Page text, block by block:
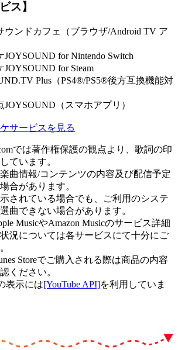
ス】
ウンドカフェ（ブラウザ/Android TV ア
JOYSOUND for Nintendo Switch
JOYSOUND for Steam
Plus（PS4®/PS5®後方互換機能対
JOYSOUND（スマホアプリ）
サービスを見る
では著作権保護の観点より、歌詞の印
ています。
曲情報/コンテンツの内容及び配信予定
合があります。
されている場合でも、ご利用のシステ
曲できない場合があります。
MusicやAmazon Musicのサービス詳細
況については各サービスにて十分にご
Storeでご購入される際は商品の内容
ください。
表示には[YouTube API]を利用していま